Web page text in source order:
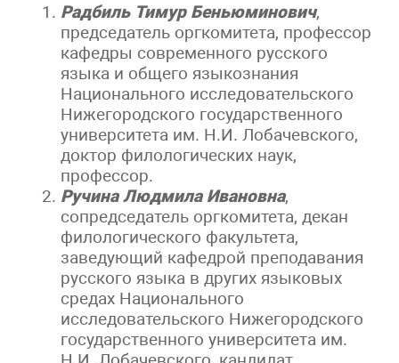
Радбиль Тимур Беньюминович,
председатель оргкомитета, профессор
кафедры современного русского
языка и общего языкознания
Национального исследовательского
Нижегородского государственного
университета им. Н.И. Лобачевского,
доктор филологических наук,
профессор.
Ручина Людмила Ивановна,
сопредседатель оргкомитета, декан
филологического факультета,
заведующий кафедрой преподавания
русского языка в других языковых
средах Национального
исследовательского Нижегородского
государственного университета им.